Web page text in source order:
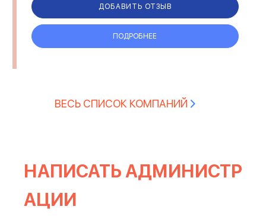
ДОБАВИТЬ ОТЗЫВ
ПОДРОБНЕЕ
ВЕСЬ СПИСОК КОМПАНИЙ
НАПИСАТЬ АДМИНИСТР
АЦИИ